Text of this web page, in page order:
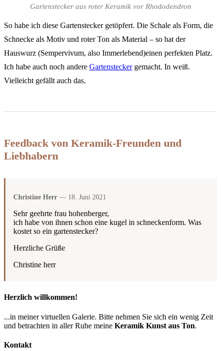
Gartenstecker aus roter Keramik vor Rhododendron
So habe ich diese Gartenstecker getöpfert. Die Schale als Form, die
Schnecke als Motiv und roter Ton als Material – so hat der
Hauswurz (Sempervivum, also Immerlebend)einen perfekten Platz.
Ich habe auch noch andere Gartensteckergemacht. In weiß.
Vielleicht gefällt auch das.
Feedback von Keramik-Freunden und
Liebhabern
Christine Herr — 18. Juni 2021
Sehr geehrte frau hohenberger,
ich habe von ihnen schon eine kugel in schneckenform. Was
kostet so ein gartenstecker?
Herzliche Grüße
Christine herr
Herzlich willkommen!
...in meiner virtuellen Galerie. Bitte nehmen Sie sich ein wenig Zeit
und betrachten in aller Ruhe meine Keramik Kunst aus Ton.
Kontakt